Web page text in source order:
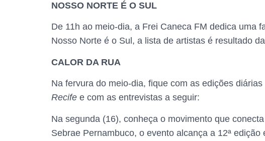
NOSSO NORTE É O SUL
De 11h ao meio-dia, a Frei Caneca FM dedica uma
Nosso Norte é o Sul, a lista de artistas é resultado
CALOR DA RUA
Na fervura do meio-dia, fique com as edições
Recife e com as entrevistas a seguir:
Na segunda (16), conheça o movimento que
Sebrae Pernambuco, o evento alcança a 12ª